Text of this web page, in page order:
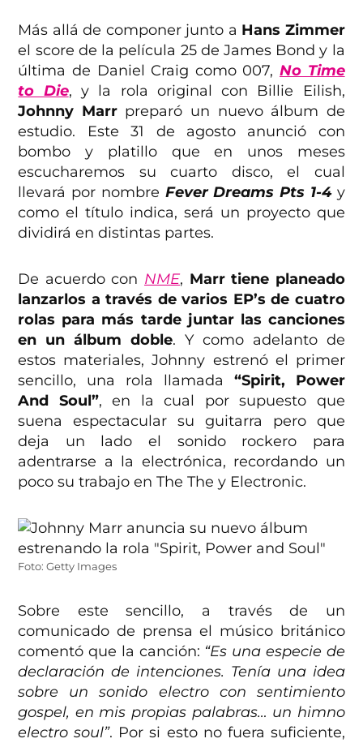
Más allá de componer junto a Hans Zimmer
el score de la película 25 de James Bond y la
última de Daniel Craig como 007, No Time
to Die, y la rola original con Billie Eilish,
Johnny Marrpreparó un nuevo álbum de
estudio. Este 31 de agosto anunció con
bombo y platillo que en unos meses
escucharemos su cuarto disco, el cual
llevará por nombre Fever Dreams Pts 1-4 y
como el título indica, será un proyecto que
dividirá en distintas partes.
De acuerdo con NME, Marr tiene planeado
lanzarlos a través de varios EP’s de cuatro
rolas para más tarde juntar las canciones
en un álbum doble. Y como adelanto de
estos materiales, Johnny estrenó el primer
sencillo, una rola llamada “Spirit, Power
And Soul”, en la cual por supuesto que
suena espectacular su guitarra pero que
deja un lado el sonido rockero para
adentrarse a la electrónica, recordando un
poco su trabajo en The The y Electronic.
Foto: Getty Images
Sobre este sencillo, a través de un
comunicado de prensa el músico británico
comentó que la canción: “Es una especie de
declaración de intenciones. Tenía una idea
sobre un sonido electro con sentimiento
gospel, en mis propias palabras… un himno
electro soul”. Por si esto no fuera suficiente,